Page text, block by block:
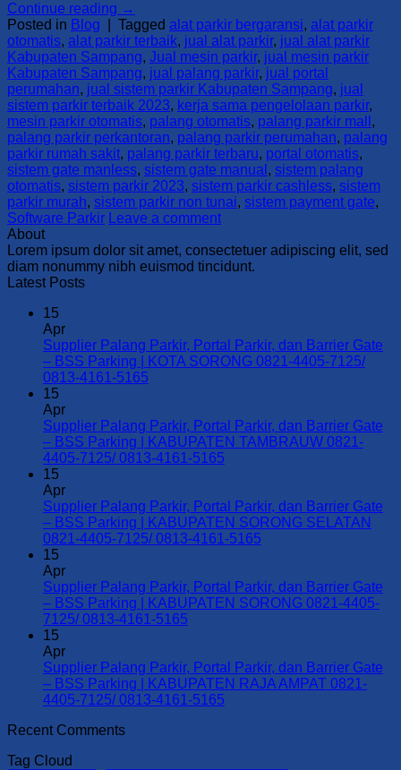
Continue reading →
Posted in Blog Tagged alat parkir bergaransi, alat parkir
otomatis, alat parkir terbaik, jual alat parkir, jual alat parkir
Kabupaten Sampang, Jual mesin parkir, jual mesin parkir
Kabupaten Sampang, jual palang parkir, jual portal
perumahan, jual sistem parkir Kabupaten Sampang, jual
sistem parkir terbaik 2023, kerja sama pengelolaan parkir,
mesin parkir otomatis, palang otomatis, palang parkir mall ,
palang parkir perkantoran, palang parkir perumahan, palang
parkir rumah sakit, palang parkir terbaru, portal otomatis,
sistem gate manless, sistem gate manual , sistem palang
otomatis, sistem parkir 2023, sistem parkir cashless, sistem
parkir murah, sistem parkir non tunai, sistem payment gate,
Software Parkir
Leave a comment
About
Lorem ipsum dolor sit amet, consectetuer adipiscing elit, sed
diam nonummy nibh euismod tincidunt.
Latest Posts
15
Apr
Supplier Palang Parkir, Portal Parkir, dan Barrier Gate
– BSS Parking | KOTA SORONG 0821-4405-7125/
0813-4161-5165
Supplier
Palang
Parkir,
dan
Barrier
Gate
Parking
|
KOTA
4405-
7125/
0813-
15
Apr
Supplier Palang Parkir, Portal Parkir, dan Barrier Gate
– BSS Parking | KABUPATEN TAMBRAUW 0821-
4405-7125/ 0813-4161-5165
Supplier
Palang
Parkir,
dan
Barrier
Parking
|
KABUPATEN
15
Apr
Supplier Palang Parkir, Portal Parkir, dan Barrier Gate
– BSS Parking | KABUPATEN SORONG SELATAN
0821-4405-7125/ 0813-4161-5165
Supplier
Palang
dan
Barrier
15
Apr
Supplier Palang Parkir, Portal Parkir, dan Barrier Gate
– BSS Parking | KABUPATEN SORONG 0821-4405-
7125/ 0813-4161-5165
Supplier
Palang
Parkir,
15
Apr
Supplier Palang Parkir, Portal Parkir, dan Barrier Gate
– BSS Parking | KABUPATEN RAJA AMPAT 0821-
4405-7125/ 0813-4161-5165
Recent Comments
Tag Cloud